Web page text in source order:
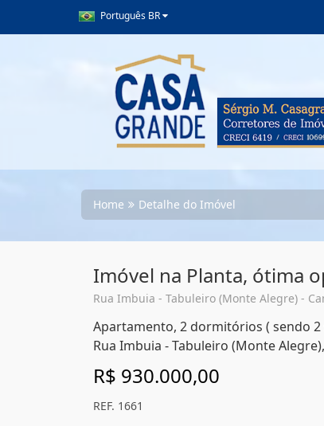
Português BR
Home Detalhe do Imóvel
Imóvel na Planta, ótima
Rua Imbuia - Tabuleiro (Monte Alegre) -
Apartamento, 2 dormitórios ( sendo 2
Rua Imbuia - Tabuleiro (Monte
R$ 930.000,00
REF. 1661